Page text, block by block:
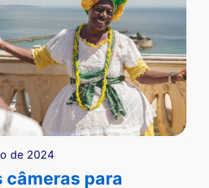
de 2024
câmeras para